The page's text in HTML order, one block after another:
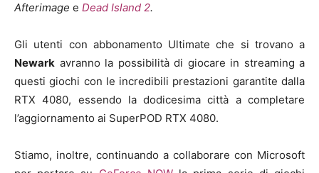
Afterimage e Dead Island 2.
Gli utenti con abbonamento Ultimate che si trovano a
Newark avranno la possibilità di giocare in streaming a
questi giochi con le incredibili prestazioni garantite dalla
RTX 4080, essendo la dodicesima città a completare
l’aggiornamento ai SuperPOD RTX 4080.
Stiamo, inoltre, continuando a collaborare con Microsoft